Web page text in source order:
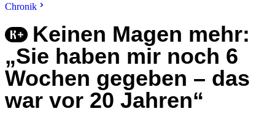
Chronik
Keinen Magen mehr:
„Sie haben mir noch 6
Wochen gegeben – das
war vor 20 Jahren“